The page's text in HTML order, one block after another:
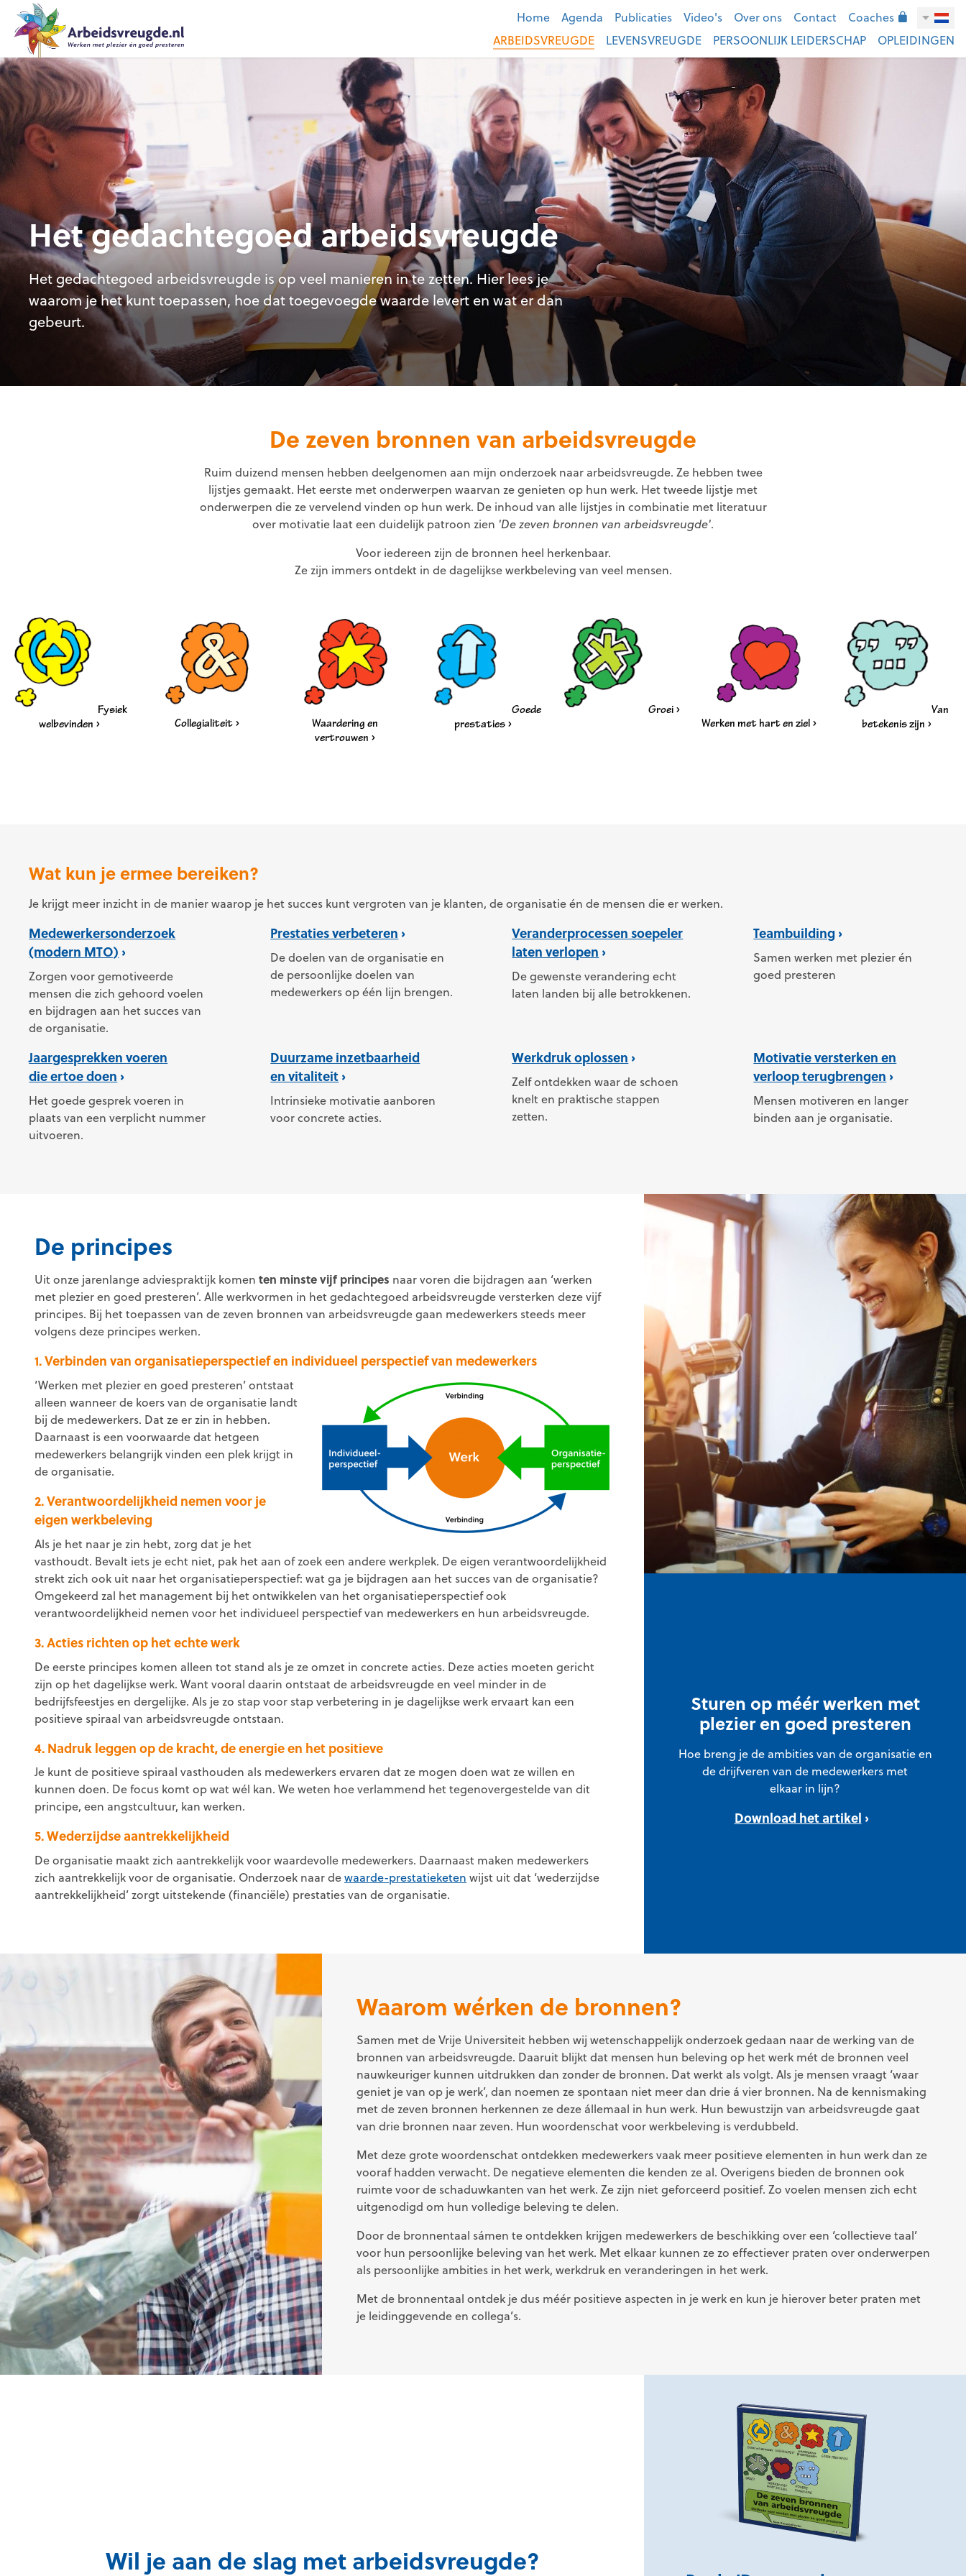
ARBEIDSVREUGDE LEVENSVREUGDE PERSOONLIJK LEIDERSCHAP OPLEIDINGEN
Home Agenda Publicaties Video's Over ons Contact Coaches
Het gedachtegoed arbeidsvreugde
Het gedachtegoed arbeidsvreugde is op veel manieren in te zetten. Hier lees je
waarom je het kunt toepassen, hoe dat toegevoegde waarde levert en wat er dan
gebeurt.
De zeven bronnen van arbeidsvreugde
Ruim duizend mensen hebben deelgenomen aan mijn onderzoek naar arbeidsvreugde. Ze hebben twee
lijstjes gemaakt. Het eerste met onderwerpen waarvan ze genieten op hun werk. Het tweede lijstje met
onderwerpen die ze vervelend vinden op hun werk. De inhoud van alle lijstjes in combinatie met literatuur
over motivatie laat een duidelijk patroon zien 'De zeven bronnen van arbeidsvreugde'.
Voor iedereen zijn de bronnen heel herkenbaar.
Ze zijn immers ontdekt in de dagelijkse werkbeleving van veel mensen.
Fysiek
welbevinden
Collegialiteit
Waardering en
vertrouwen
Goede
prestaties
Groei
Werken met hart en ziel
Van
betekenis zijn
Wat kun je ermee bereiken?
Je krijgt meer inzicht in de manier waarop je het succes kunt vergroten van je klanten, de organisatie én de mensen die er werken.
Medewerkersonderzoek
(modern MTO)
Zorgen voor gemotiveerde
mensen die zich gehoord voelen
en bijdragen aan het succes van
de organisatie.
Prestaties verbeteren
De doelen van de organisatie en
de persoonlijke doelen van
medewerkers op één lijn brengen.
Veranderprocessen soepeler
laten verlopen
De gewenste verandering echt
laten landen bij alle betrokkenen.
Teambuilding
Samen werken met plezier én
goed presteren
Jaargesprekken voeren
die ertoe doen
Het goede gesprek voeren in
plaats van een verplicht nummer
uitvoeren.
Duurzame inzetbaarheid
en vitaliteit
Intrinsieke motivatie aanboren
voor concrete acties.
Werkdruk oplossen
Zelf ontdekken waar de schoen
knelt en praktische stappen
zetten.
Motivatie versterken en
verloop terugbrengen
Mensen motiveren en langer
binden aan je organisatie.
De principes
Uit onze jarenlange adviespraktijk komen ten minste vijf principes naar voren die bijdragen aan ‘werken
met plezier en goed presteren’. Alle werkvormen in het gedachtegoed arbeidsvreugde versterken deze vijf
principes. Bij het toepassen van de zeven bronnen van arbeidsvreugde gaan medewerkers steeds meer
volgens deze principes werken.
1. Verbinden van organisatieperspectief en individueel perspectief van medewerkers
‘Werken met plezier en goed presteren’ ontstaat
alleen wanneer de koers van de organisatie landt
bij de medewerkers. Dat ze er zin in hebben.
Daarnaast is een voorwaarde dat hetgeen
medewerkers belangrijk vinden een plek krijgt in
de organisatie.
2. Verantwoordelijkheid nemen voor je
eigen werkbeleving
Als je het naar je zin hebt, zorg dat je het
vasthoudt. Bevalt iets je echt niet, pak het aan of zoek een andere werkplek. De eigen verantwoordelijkheid
strekt zich ook uit naar het organisatieperspectief: wat ga je bijdragen aan het succes van de organisatie?
Omgekeerd zal het management bij het ontwikkelen van het organisatieperspectief ook
verantwoordelijkheid nemen voor het individueel perspectief van medewerkers en hun arbeidsvreugde.
3. Acties richten op het echte werk
De eerste principes komen alleen tot stand als je ze omzet in concrete acties. Deze acties moeten gericht
zijn op het dagelijkse werk. Want vooral daarin ontstaat de arbeidsvreugde en veel minder in de
bedrijfsfeestjes en dergelijke. Als je zo stap voor stap verbetering in je dagelijkse werk ervaart kan een
positieve spiraal van arbeidsvreugde ontstaan.
4. Nadruk leggen op de kracht, de energie en het positieve
Je kunt de positieve spiraal vasthouden als medewerkers ervaren dat ze mogen doen wat ze willen en
kunnen doen. De focus komt op wat wél kan. We weten hoe verlammend het tegenovergestelde van dit
principe, een angstcultuur, kan werken.
5. Wederzijdse aantrekkelijkheid
De organisatie maakt zich aantrekkelijk voor waardevolle medewerkers. Daarnaast maken medewerkers
zich aantrekkelijk voor de organisatie. Onderzoek naar dewaarde-prestatieketen wijst uit dat ‘wederzijdse
aantrekkelijkheid’ zorgt uitstekende (financiële) prestaties van de organisatie.
Sturen op méér werken met
plezier en goed presteren
Hoe breng je de ambities van de organisatie en
de drijfveren van de medewerkers met
elkaar in lijn?
Download het artikel
Waarom wérken de bronnen?
Samen met de Vrije Universiteit hebben wij wetenschappelijk onderzoek gedaan naar de werking van de
bronnen van arbeidsvreugde. Daaruit blijkt dat mensen hun beleving op het werk mét de bronnen veel
nauwkeuriger kunnen uitdrukken dan zonder de bronnen. Dat werkt als volgt. Als je mensen vraagt ‘waar
geniet je van op je werk’, dan noemen ze spontaan niet meer dan drie á vier bronnen. Na de kennismaking
met de zeven bronnen herkennen ze deze állemaal in hun werk. Hun bewustzijn van arbeidsvreugde gaat
van drie bronnen naar zeven. Hun woordenschat voor werkbeleving is verdubbeld.
Met deze grote woordenschat ontdekken medewerkers vaak meer positieve elementen in hun werk dan ze
vooraf hadden verwacht. De negatieve elementen die kenden ze al. Overigens bieden de bronnen ook
ruimte voor de schaduwkanten van het werk. Ze zijn niet geforceerd positief. Zo voelen mensen zich echt
uitgenodigd om hun volledige beleving te delen.
Door de bronnentaal sámen te ontdekken krijgen medewerkers de beschikking over een ‘collectieve taal’
voor hun persoonlijke beleving van het werk. Met elkaar kunnen ze zo effectiever praten over onderwerpen
als persoonlijke ambities in het werk, werkdruk en veranderingen in het werk.
Met de bronnentaal ontdek je dus méér positieve aspecten in je werk en kun je hierover beter praten met
je leidinggevende en collega’s.
Wil je aan de slag met arbeidsvreugde?